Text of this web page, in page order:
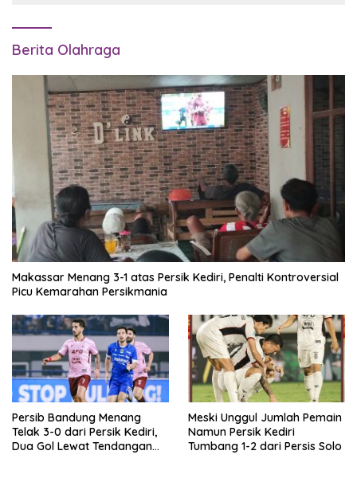
Berita Olahraga
Makassar Menang 3-1 atas Persik Kediri, Penalti Kontroversial
Picu Kemarahan Persikmania
Persib Bandung Menang
Telak 3-0 dari Persik Kediri,
Dua Gol Lewat Tendangan
Meski Unggul Jumlah Pemain
Namun Persik Kediri
Tumbang 1-2 dari Persis Solo